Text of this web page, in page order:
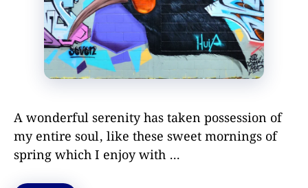
A wonderful serenity has taken possession of
my entire soul, like these sweet mornings of
spring which I enjoy with …